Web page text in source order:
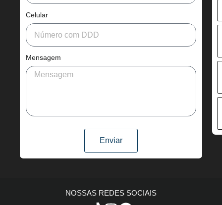
Celular
Mensagem
Enviar
NOSSAS REDES SOCIAIS